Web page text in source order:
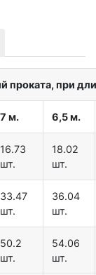
проката, при
7 м. 6,5 м.
16.73
шт.
18.02
шт.
33.47
шт.
36.04
шт.
50.2
шт.
54.06
шт.